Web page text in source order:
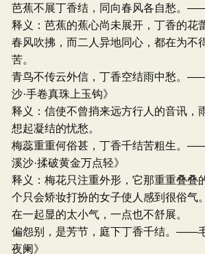
芭蕉不展丁香结，同向春风各自愁。
释义：芭蕉的蕉心尚未展开，丁香的花
春风吹拂，而二人异地同心，都在为不
苦。
青鸟不传云外信，丁香空结雨中愁。
沙·手卷真珠上玉钩》
释义：信使不曾捎来远方行人的音讯，
想起凝结的忧愁。
梅蕊重重何俗甚，丁香千结苦粗生。
溪沙·揉破黄金万点轻》
释义：梅花只注重外形，它那重重叠叠
个只会矫妆打扮的女子使人感到很俗气
在一起显的太小气，一点也不舒展。
偏怨别，是芳节，庭下丁香千结。——
夜阑》